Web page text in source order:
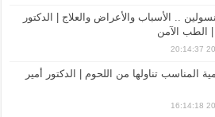
.. الأسباب والأعراض والعلاج | الدكتور
| الطب الآمن
المناسب تناولها من اللحوم | الدكتور أمير